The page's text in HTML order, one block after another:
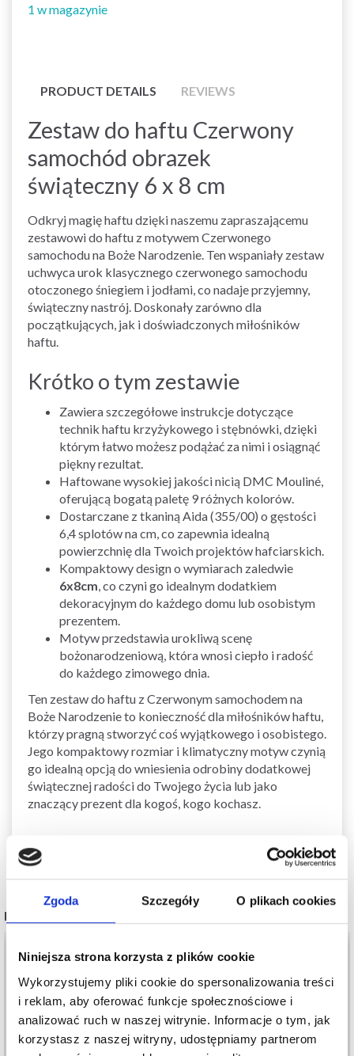
Zgoda Szczegóły O plikach cookies
Niniejsza strona korzysta z plików cookie
Wykorzystujemy pliki cookie do spersonalizowania treści
i reklam, aby oferować funkcje społecznościowe i
analizować ruch w naszej witrynie. Informacje o tym, jak
korzystasz z naszej witryny, udostępniamy partnerom
1 w magazynie
PRODUCT DETAILS REVIEWS
Zestaw do haftu Czerwony
samochód obrazek
świąteczny 6 x 8 cm
Odkryj magię haftu dzięki naszemu zapraszającemu
zestawowi do haftu z motywem Czerwonego
samochodu na Boże Narodzenie. Ten wspaniały zestaw
uchwyca urok klasycznego czerwonego samochodu
otoczonego śniegiem i jodłami, co nadaje przyjemny,
świąteczny nastrój. Doskonały zarówno dla
początkujących, jak i doświadczonych miłośników
haftu.
Krótko o tym zestawie
Zawiera szczegółowe instrukcje dotyczące
technik haftu krzyżykowego i stębnówki, dzięki
którym łatwo możesz podążać za nimi i osiągnąć
piękny rezultat.
Haftowane wysokiej jakości nicią DMC Mouliné,
oferującą bogatą paletę 9 różnych kolorów.
Dostarczane z tkaniną Aida (355/00) o gęstości
6,4 splotów na cm, co zapewnia idealną
powierzchnię dla Twoich projektów hafciarskich.
Kompaktowy design o wymiarach zaledwie
6x8cm , co czyni go idealnym dodatkiem
dekoracyjnym do każdego domu lub osobistym
prezentem.
Motyw przedstawia urokliwą scenę
bożonarodzeniową, która wnosi ciepło i radość
do każdego zimowego dnia.
Ten zestaw do haftu z Czerwonym samochodem na
Boże Narodzenie to konieczność dla miłośników haftu,
którzy pragną stworzyć coś wyjątkowego i osobistego.
Jego kompaktowy rozmiar i klimatyczny motyw czynią
go idealną opcją do wniesienia odrobiny dodatkowej
świątecznej radości do Twojego życia lub jako
znaczący prezent dla kogoś, kogo kochasz.
POPULARNE ALTERNATYWY